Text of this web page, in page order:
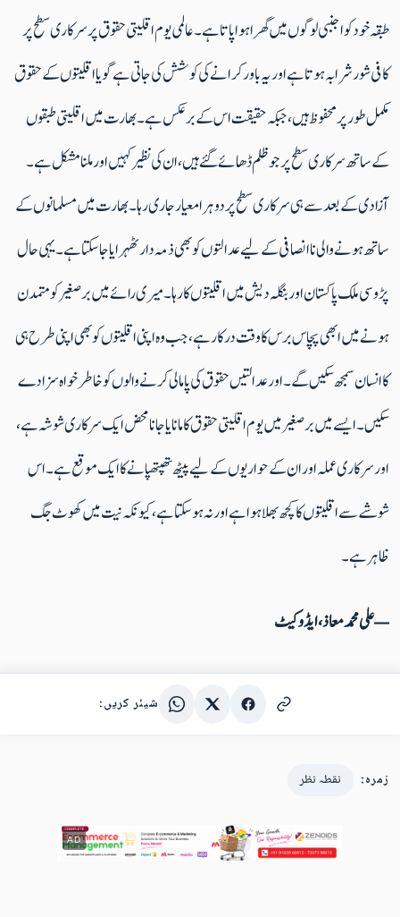
طبقہ خود کو اجنبی لوگوں میں گھرا ہوا پاتا ہے۔ عالمی یوم اقلیتی حقوق پر سرکاری سطح پر
کافی شور شرابہ ہوتا ہے اور یہ باور کرانے کی کوشش کی جاتی ہے گویا اقلیتوں کے حقوق
مکمل طور پر محفوظ ہیں، جبکہ حقیقت اس کے برعکس ہے۔ بھارت میں اقلیتی طبقوں
کے ساتھ سرکاری سطح پر جو ظلم ڈھائے گئے ہیں، ان کی نظیر کہیں اور ملنا مشکل ہے۔
آزادی کے بعد سے ہی سرکاری سطح پر دوہرا معیار جاری رہا۔ بھارت میں مسلمانوں کے
ساتھ ہونے والی ناانصافی کے لیے عدالتوں کو بھی ذمہ دار ٹھہرایا جا سکتا ہے۔ یہی حال
پڑوسی ملک پاکستان اور بنگلہ دیش میں اقلیتوں کا رہا۔ میری رائے میں برصغیر کو متمدن
ہونے میں ابھی پچاس برس کا وقت درکار ہے، جب وہ اپنی اقلیتوں کو بھی اپنی طرح ہی
کا انسان سمجھ سکیں گے۔ اور عدالتیں حقوق کی پامالی کرنے والوں کو خاطرخواہ سزا دے
سکیں۔ ایسے میں برصغیر میں یوم اقلیتی حقوق کا مانایا جانا محض ایک سرکاری شوشہ ہے،
اور سرکاری عملہ اور ان کے حواریوں کے لیے پیٹھ تھپتھپانے کا ایک موقع ہے۔ اس
شوشےسے اقلیتوں کا کچھ بھلا ہوا ہے اور نہ ہو سکتا ہے، کیونکہ نیت میں کھوٹ جگ
ظاہر ہے۔
—علی محمد معاذ، ایڈوکیٹ
شیئر کریں:
زمرہ: نقطہ نظر
AD